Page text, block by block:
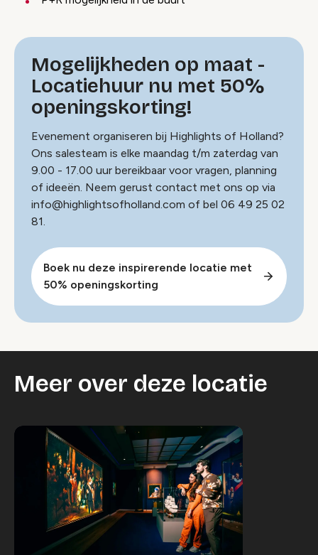
Mogelijkheden op maat -
Locatiehuur nu met 50%
openingskorting!
Evenement organiseren bij Highlights of Holland?
Ons salesteam is elke maandag t/m zaterdag van
9.00 - 17.00 uur bereikbaar voor vragen, planning
of ideeën. Neem gerust contact met ons op via
info@highlightsofholland.com of bel 06 49 25 02
81.
Boek nu deze inspirerende locatie met
50% openingskorting
Meer over deze locatie